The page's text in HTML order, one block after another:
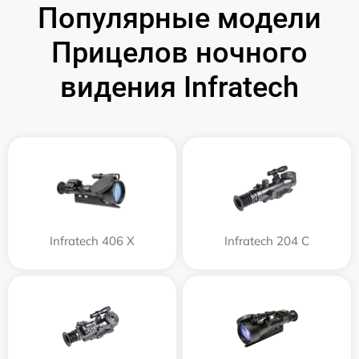
Популярные модели
Прицелов ночного
видения Infratech
Infratech 406 Х Infratech 204 С